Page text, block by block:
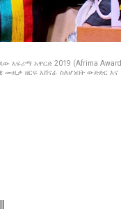
አፍሪማ አዋርድ 2019 (Afrima
ሙዚቃ ዘርፍ አሸናፊ ስለሆነበት ውድድር እና